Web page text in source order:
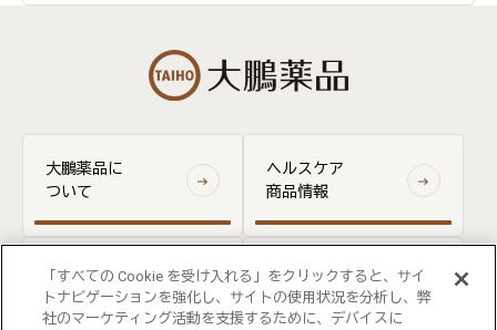
大鵬薬品に
ついて
ヘルスケア
商品情報
医療関係者
向け情報
お問い合わせ
「すべての Cookie を受け入れる」をクリックすると、サイ
トナビゲーションを強化し、サイトの使用状況を分析し、弊
社のマーケティング活動を支援するために、デバイスに